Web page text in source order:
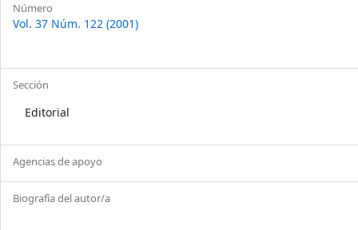
Número
Vol. 37 Núm. 122 (2001)
Sección
Editorial
Agencias de apoyo
Biografía del autor/a